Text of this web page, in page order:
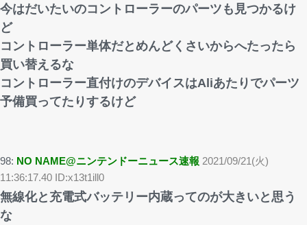
今はだいたいのコントローラーのパーツも見つかるけ
ど
コントローラー単体だとめんどくさいからへたったら
買い替えるな
コントローラー直付けのデバイスはAliあたりでパーツ
予備買ってたりするけど
98: NO NAME@ニンテンドーニュース速報 2021/09/21(火)
11:36:17.40 ID:x13t1ill0
無線化と充電式バッテリー内蔵ってのが大きいと思う
な